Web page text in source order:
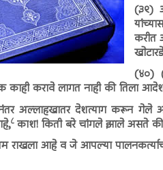
(३९)
करीत
(४०)
काही करावे लागत नाही की तिला
अल्लाहखातर देशत्याग करून गेले
८काश! किती बरे चांगले झाले असते
संयम राखला आहे व जे आपल्या